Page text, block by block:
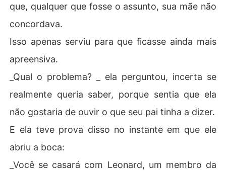
que, qualquer que fosse o assunto, sua mãe não
concordava.
Isso apenas serviu para que ficasse ainda mais
apreensiva.
_Qual o problema? _ ela perguntou, incerta se
realmente queria saber, porque sentia que ela
não gostaria de ouvir o que seu pai tinha a dizer.
E ela teve prova disso no instante em que ele
abriu a boca:
_Você se casará com Leonard, um membro da